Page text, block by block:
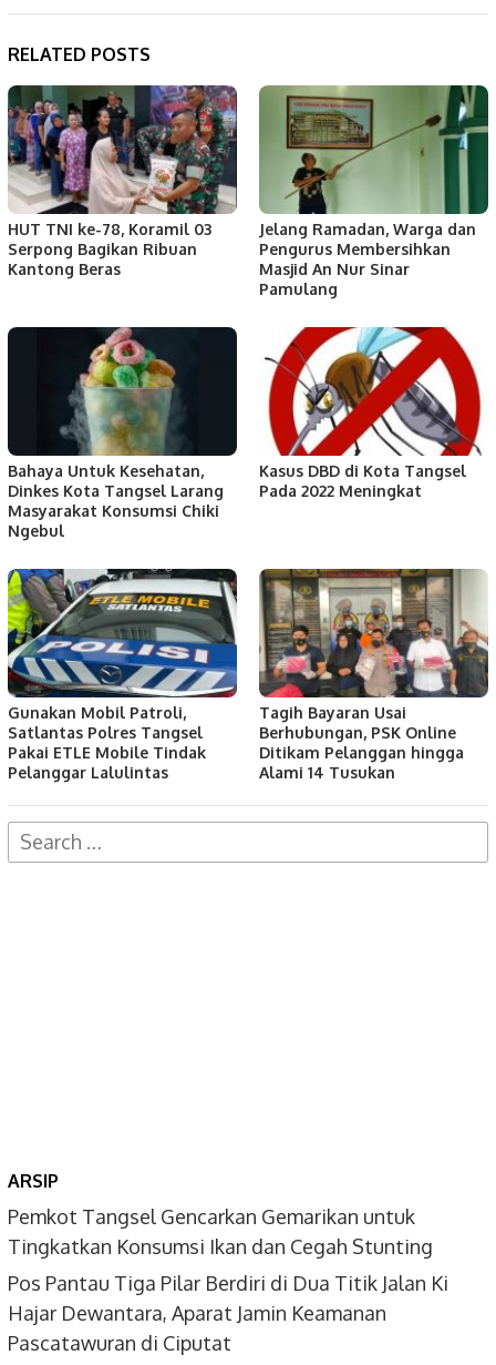
RELATED POSTS
HUT TNI ke-78, Koramil 03
Serpong Bagikan Ribuan
Kantong Beras
Jelang Ramadan, Warga dan
Pengurus Membersihkan
Masjid An Nur Sinar
Pamulang
Bahaya Untuk Kesehatan,
Dinkes Kota Tangsel Larang
Masyarakat Konsumsi Chiki
Ngebul
Kasus DBD di Kota Tangsel
Pada 2022 Meningkat
Gunakan Mobil Patroli,
Satlantas Polres Tangsel
Pakai ETLE Mobile Tindak
Pelanggar Lalulintas
Tagih Bayaran Usai
Berhubungan, PSK Online
Ditikam Pelanggan hingga
Alami 14 Tusukan
Search
for:
ARSIP
Pemkot Tangsel Gencarkan Gemarikan untuk
Tingkatkan Konsumsi Ikan dan Cegah Stunting
Pos Pantau Tiga Pilar Berdiri di Dua Titik Jalan Ki
Hajar Dewantara, Aparat Jamin Keamanan
Pascatawuran di Ciputat